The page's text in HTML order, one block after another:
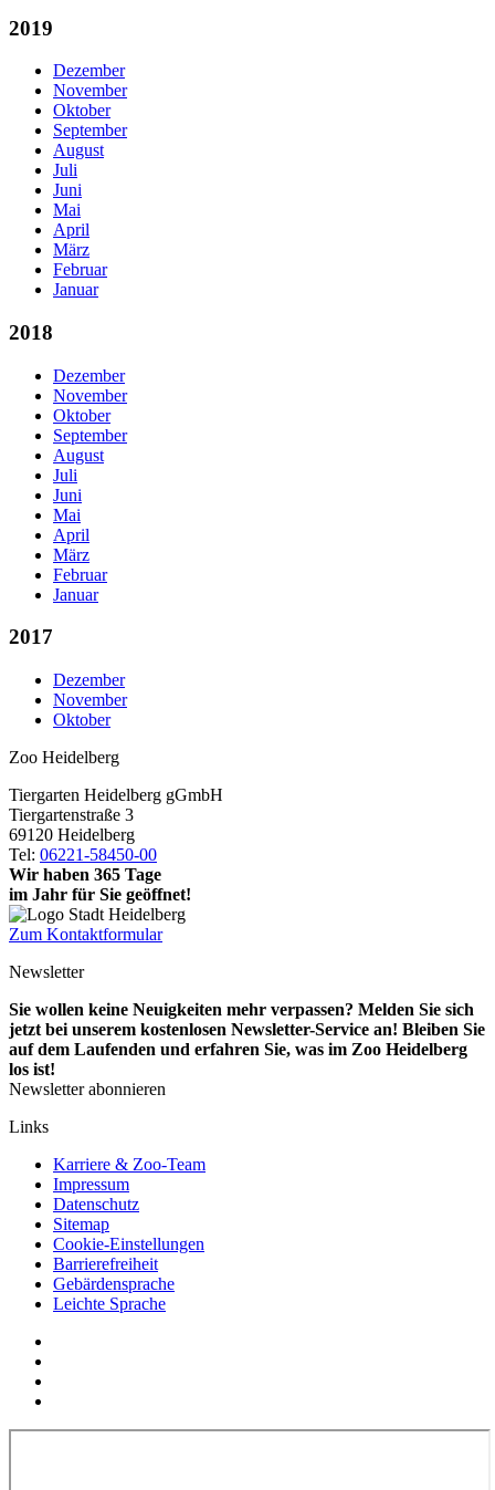
2019
Dezember
November
Oktober
September
August
Juli
Juni
Mai
April
März
Februar
Januar
2018
Dezember
November
Oktober
September
August
Juli
Juni
Mai
April
März
Februar
Januar
2017
Dezember
November
Oktober
Zoo Heidelberg
Tiergarten Heidelberg gGmbH
Tiergartenstraße 3
69120 Heidelberg
Tel: 06221-58450-00
Wir haben 365 Tage
im Jahr für Sie geöffnet!
Zum Kontaktformular
Newsletter
Sie wollen keine Neuigkeiten mehr verpassen? Melden Sie sich
jetzt bei unserem kostenlosen Newsletter-Service an! Bleiben Sie
auf dem Laufenden und erfahren Sie, was im Zoo Heidelberg
los ist!
Newsletter abonnieren
Links
Karriere & Zoo-Team
Impressum
Datenschutz
Sitemap
Cookie-Einstellungen
Barrierefreiheit
Gebärdensprache
Leichte Sprache
Social
Media